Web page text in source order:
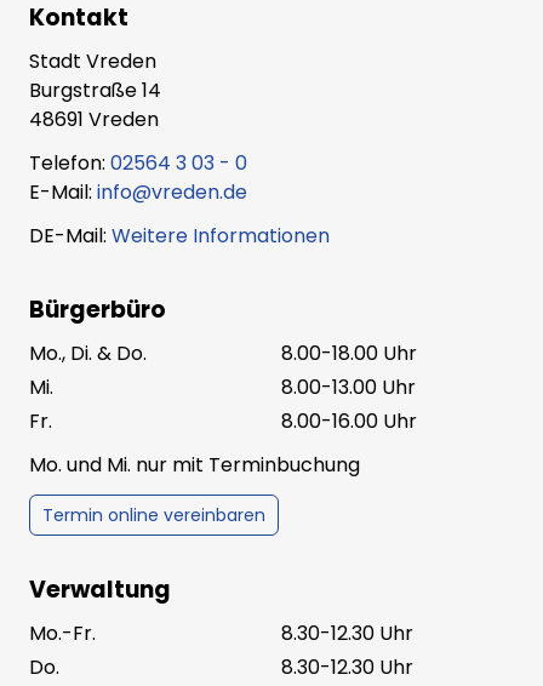
Kontakt
Stadt Vreden
Burgstraße 14
48691 Vreden
Telefon: 02564 3 03 - 0
E-Mail: info@vreden.de
DE-Mail: Weitere Informationen
Bürgerbüro
Mo., Di. & Do.
8.00-18.00 Uhr
Mi.
8.00-13.00 Uhr
Fr.
8.00-16.00 Uhr
Mo. und Mi. nur mit Terminbuchung
Termin online vereinbaren
Verwaltung
Mo.-Fr.
8.30-12.30 Uhr
Do.
8.30-12.30 Uhr